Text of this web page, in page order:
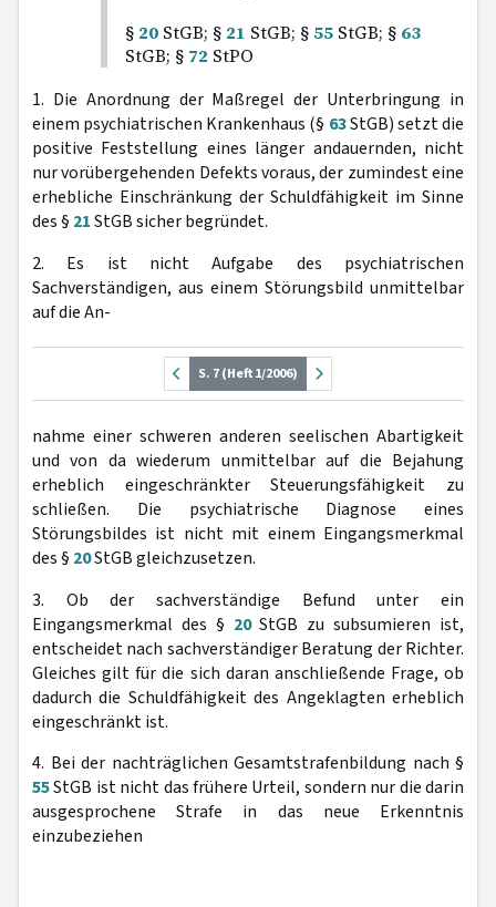
§ 20 StGB; § 21 StGB; § 55 StGB; § 63
StGB; § 72 StPO
1. Die Anordnung der Maßregel der Unterbringung in
einem psychiatrischen Krankenhaus (§ 63StGB) setzt die
positive Feststellung eines länger andauernden, nicht
nur vorübergehenden Defekts voraus, der zumindest eine
erhebliche Einschränkung der Schuldfähigkeit im Sinne
des § 21StGB sicher begründet.
2. Es ist nicht Aufgabe des psychiatrischen
Sachverständigen, aus einem Störungsbild unmittelbar
auf die An-
S. 7 (Heft 1/2006)
nahme einer schweren anderen seelischen Abartigkeit
und von da wiederum unmittelbar auf die Bejahung
erheblich eingeschränkter Steuerungsfähigkeit zu
schließen. Die psychiatrische Diagnose eines
Störungsbildes ist nicht mit einem Eingangsmerkmal
des § 20StGB gleichzusetzen.
3. Ob der sachverständige Befund unter ein
Eingangsmerkmal des § 20StGB zu subsumieren ist,
entscheidet nach sachverständiger Beratung der Richter.
Gleiches gilt für die sich daran anschließende Frage, ob
dadurch die Schuldfähigkeit des Angeklagten erheblich
eingeschränkt ist.
4. Bei der nachträglichen Gesamtstrafenbildung nach §
55StGB ist nicht das frühere Urteil, sondern nur die darin
ausgesprochene Strafe in das neue Erkenntnis
einzubeziehen